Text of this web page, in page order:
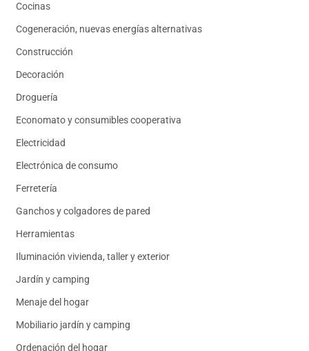
Cocinas
Cogeneración, nuevas energías alternativas
Construcción
Decoración
Droguería
Economato y consumibles cooperativa
Electricidad
Electrónica de consumo
Ferretería
Ganchos y colgadores de pared
Herramientas
Iluminación vivienda, taller y exterior
Jardín y camping
Menaje del hogar
Mobiliario jardín y camping
Ordenación del hogar